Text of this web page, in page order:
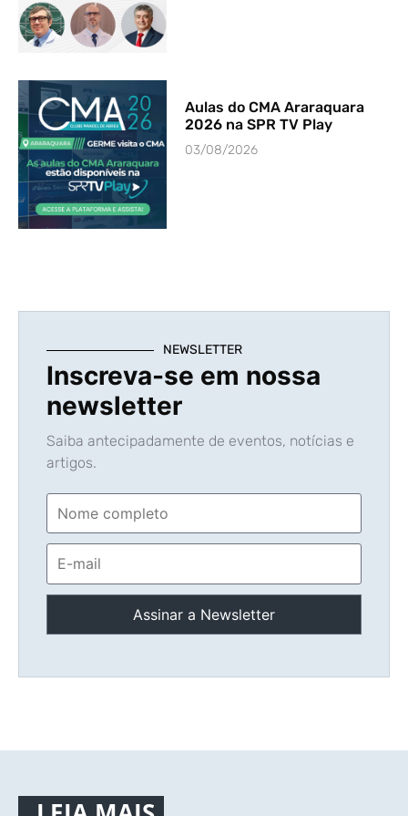
Aulas do CMA Araraquara
2026 na SPR TV Play
03/08/2026
NEWSLETTER
Inscreva-se em nossa
newsletter
Saiba antecipadamente de eventos, notícias e
artigos.